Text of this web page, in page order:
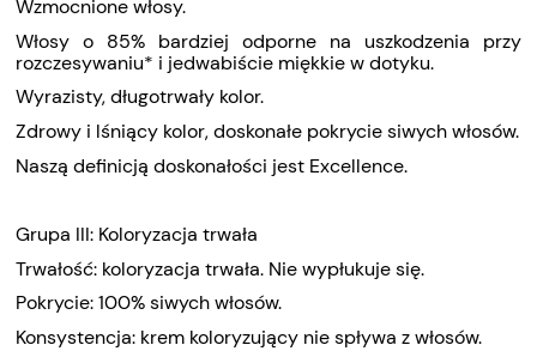
Wzmocnione włosy.
Włosy o 85% bardziej odporne na uszkodzenia przy
rozczesywaniu* i jedwabiście miękkie w dotyku.
Wyrazisty, długotrwały kolor.
Zdrowy i lśniący kolor, doskonałe pokrycie siwych włosów.
Naszą definicją doskonałości jest Excellence.
Grupa III: Koloryzacja trwała
Trwałość: koloryzacja trwała. Nie wypłukuje się.
Pokrycie: 100% siwych włosów.
Konsystencja: krem koloryzujący nie spływa z włosów.